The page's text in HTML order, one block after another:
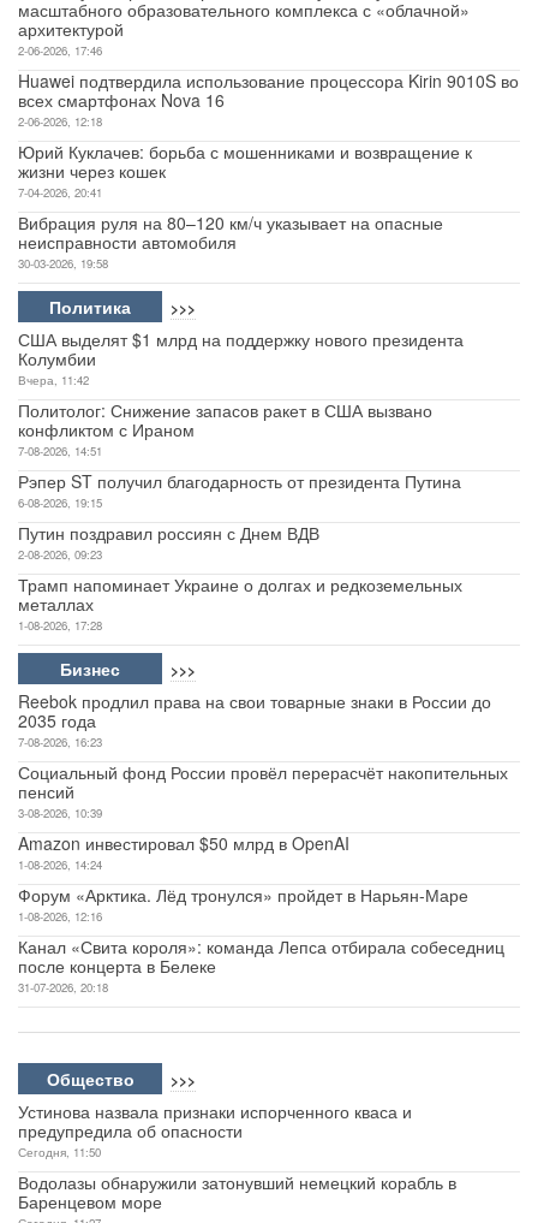
масштабного образовательного комплекса с «облачной»
архитектурой
2-06-2026, 17:46
Huawei подтвердила использование процессора Kirin 9010S во
всех смартфонах Nova 16
2-06-2026, 12:18
Юрий Куклачев: борьба с мошенниками и возвращение к
жизни через кошек
7-04-2026, 20:41
Вибрация руля на 80–120 км/ч указывает на опасные
неисправности автомобиля
30-03-2026, 19:58
Политика >>>
США выделят $1 млрд на поддержку нового президента
Колумбии
Вчера, 11:42
Политолог: Снижение запасов ракет в США вызвано
конфликтом с Ираном
7-08-2026, 14:51
Рэпер ST получил благодарность от президента Путина
6-08-2026, 19:15
Путин поздравил россиян с Днем ВДВ
2-08-2026, 09:23
Трамп напоминает Украине о долгах и редкоземельных
металлах
1-08-2026, 17:28
Бизнес >>>
Reebok продлил права на свои товарные знаки в России до
2035 года
7-08-2026, 16:23
Социальный фонд России провёл перерасчёт накопительных
пенсий
3-08-2026, 10:39
Amazon инвестировал $50 млрд в OpenAI
1-08-2026, 14:24
Форум «Арктика. Лёд тронулся» пройдет в Нарьян-Маре
1-08-2026, 12:16
Канал «Свита короля»: команда Лепса отбирала собеседниц
после концерта в Белеке
31-07-2026, 20:18
Общество >>>
Устинова назвала признаки испорченного кваса и
предупредила об опасности
Сегодня, 11:50
Водолазы обнаружили затонувший немецкий корабль в
Баренцевом море